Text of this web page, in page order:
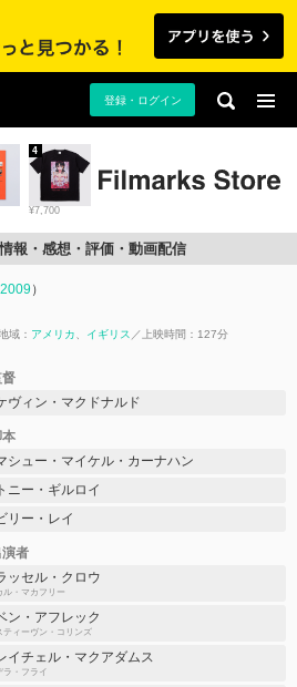
登録・ログイン
¥7,700
4
報・感想・評価・動画配信
2009）
域： アメリカ イギリス
上映時間：127分
督
ヴィン・マクドナルド
本
シュー・マイケル・カーナハン
トニー・ギルロイ
リー・レイ
者
ッセル・クロウ
ル・マカフリー
ン・アフレック
ティーヴン・コリンズ
イチェル・マクアダムス
ラ・フライ